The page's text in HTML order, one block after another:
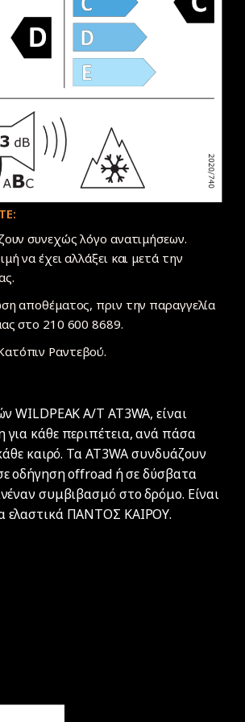
συνεχώς λόγο ανατιμήσεων.
να έχει αλλάξει και μετά την
αποθέματος, πριν την παραγγελία
στο 210 600 8689.
Ραντεβού.
WILDPEAK A/T AT3WA, είναι
για κάθε περιπέτεια, ανά πάσα
καιρό. Τα AT3WΑ συνδυάζουν
οδήγηση offroad ή σε δύσβατα
συμβιβασμό στο δρόμο. Είναι
ελαστικά ΠΑΝΤΟΣ ΚΑΙΡΟΥ.